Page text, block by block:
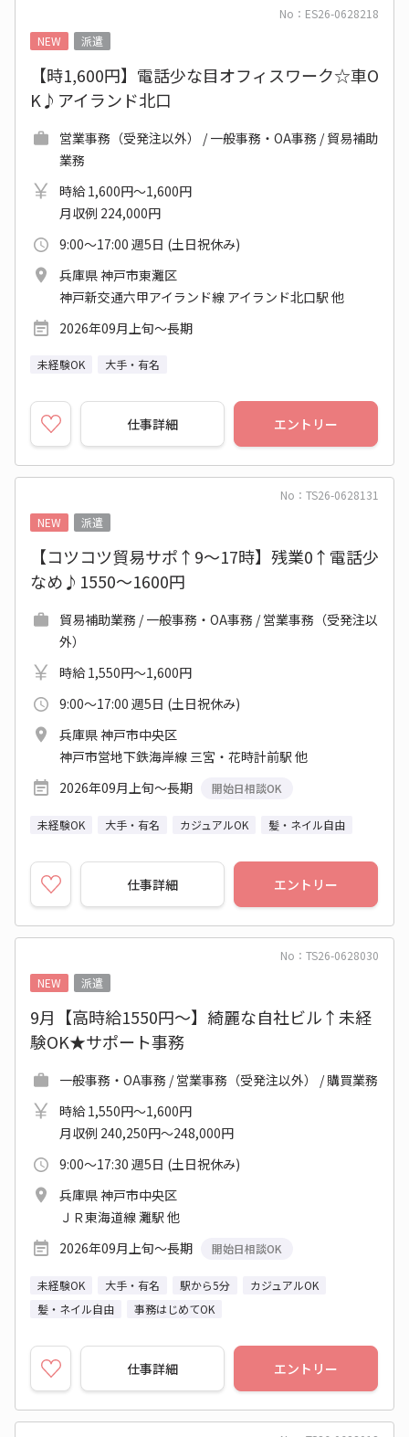
No：ES26-0628218
NEW
派遣
【時1,600円】電話少な目オフィスワーク☆車O
K♪アイランド北口
営業事務（受発注以外） / 一般事務・OA事務 / 貿易補助
業務
時給 1,600円～1,600円
月収例 224,000円
9:00～17:00 週5日 (土日祝休み)
兵庫県 神戸市東灘区
神戸新交通六甲アイランド線 アイランド北口駅 他
2026年09月上旬～長期
未経験OK 大手・有名
仕事詳細 エントリー
No：TS26-0628131
NEW
派遣
【コツコツ貿易サポ↑9～17時】残業0↑電話少
なめ♪1550～1600円
貿易補助業務 / 一般事務・OA事務 / 営業事務（受発注以
外）
時給 1,550円～1,600円
9:00～17:00 週5日 (土日祝休み)
兵庫県 神戸市中央区
神戸市営地下鉄海岸線 三宮・花時計前駅 他
2026年09月上旬～長期
開始日相談OK
未経験OK 大手・有名 カジュアルOK 髪・ネイル自由
仕事詳細 エントリー
No：TS26-0628030
NEW
派遣
9月【高時給1550円～】綺麗な自社ビル↑未経
験OK★サポート事務
一般事務・OA事務 / 営業事務（受発注以外） / 購買業務
時給 1,550円～1,600円
月収例 240,250円～248,000円
9:00～17:30 週5日 (土日祝休み)
兵庫県 神戸市中央区
ＪＲ東海道線 灘駅 他
2026年09月上旬～長期
開始日相談OK
未経験OK 大手・有名 駅から5分
カジュアルOK
髪・ネイル自由
事務はじめてOK
仕事詳細 エントリー